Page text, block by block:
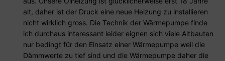
alt, daher ist der Druck eine neue Heizung zu installieren
nicht wirklich gross. Die Technik der Wärmepumpe finde
ich durchaus interessant leider eignen sich viele Altbauten
nur bedingt für den Einsatz einer Wärmepumpe weil die
Dämmwerte zu tief sind und die Wärmepumpe daher die